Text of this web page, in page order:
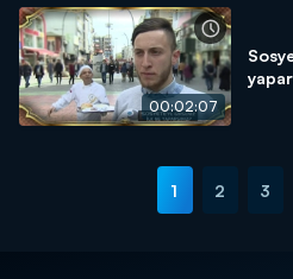
00:02:07
1 2 3